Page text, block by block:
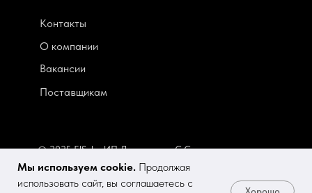
Мы используем cookie. Продолжая
использовать сайт, вы соглашаетесь с
Хорошо
elsola@bk.ru
Контакты
© 2025 ElSola. ИП Деминченок С.С.
Поставщикам
Вакансии
О компании